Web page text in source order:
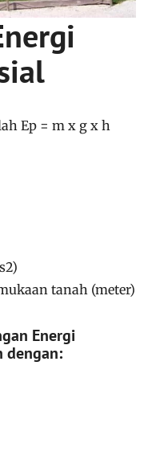
Ep = m x g x h
tanah (meter)
Energi
dengan: